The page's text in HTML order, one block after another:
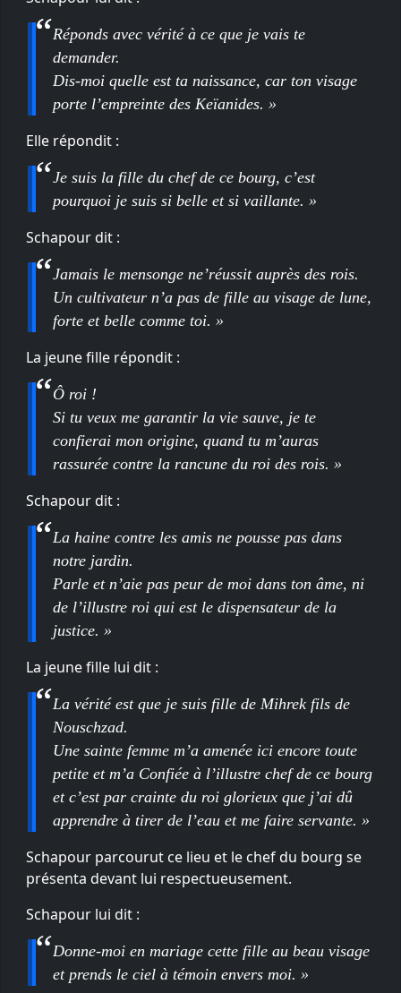
Réponds avec vérité à ce que je vais te
demander.
Dis-moi quelle est ta naissance, car ton visage
porte l’empreinte des Keïanides. »
Elle répondit :
Je suis la fille du chef de ce bourg, c’est
pourquoi je suis si belle et si vaillante. »
Schapour dit :
Jamais le mensonge ne’réussit auprès des rois.
Un cultivateur n’a pas de fille au visage de lune,
forte et belle comme toi. »
La jeune fille répondit :
Ô roi !
Si tu veux me garantir la vie sauve, je te
confierai mon origine, quand tu m’auras
rassurée contre la rancune du roi des rois. »
Schapour dit :
La haine contre les amis ne pousse pas dans
notre jardin.
Parle et n’aie pas peur de moi dans ton âme, ni
de l’illustre roi qui est le dispensateur de la
justice. »
La jeune fille lui dit :
La vérité est que je suis fille de Mihrek fils de
Nouschzad.
Une sainte femme m’a amenée ici encore toute
petite et m’a Confiée à l’illustre chef de ce bourg
et c’est par crainte du roi glorieux que j’ai dû
apprendre à tirer de l’eau et me faire servante. »
Schapour parcourut ce lieu et le chef du bourg se
présenta devant lui respectueusement.
Schapour lui dit :
Donne-moi en mariage cette fille au beau visage
et prends le ciel à témoin envers moi. »